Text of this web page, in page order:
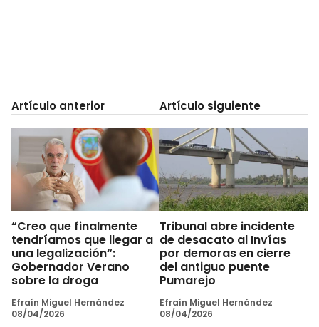
Artículo anterior
“Creo que finalmente
tendríamos que llegar a
una legalización“:
Gobernador Verano
sobre la droga
Efraín Miguel Hernández
08/04/2026
Artículo siguiente
Tribunal abre incidente
de desacato al Invías
por demoras en cierre
del antiguo puente
Pumarejo
Efraín Miguel Hernández
08/04/2026